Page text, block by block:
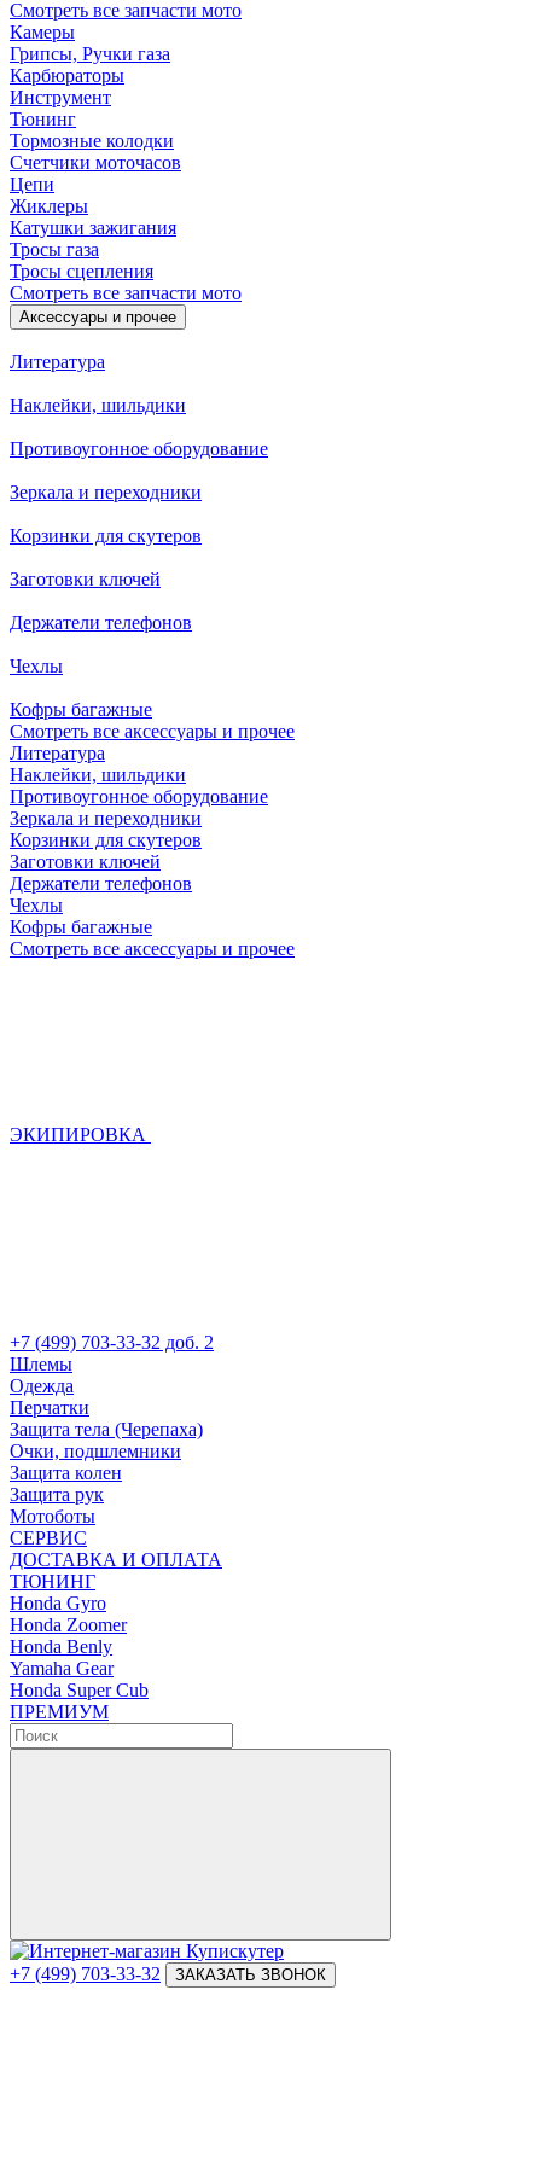
Смотреть все запчасти мото
Камеры
Грипсы, Ручки газа
Карбюраторы
Инструмент
Тюнинг
Тормозные колодки
Счетчики моточасов
Цепи
Жиклеры
Катушки зажигания
Тросы газа
Тросы сцепления
Смотреть все запчасти мото
Аксессуары и прочее
Литература
Наклейки, шильдики
Противоугонное оборудование
Зеркала и переходники
Корзинки для скутеров
Заготовки ключей
Держатели телефонов
Чехлы
Кофры багажные
Смотреть все аксессуары и прочее
Литература
Наклейки, шильдики
Противоугонное оборудование
Зеркала и переходники
Корзинки для скутеров
Заготовки ключей
Держатели телефонов
Чехлы
Кофры багажные
Смотреть все аксессуары и прочее
ЭКИПИРОВКА
+7 (499) 703-33-32 доб. 2
Шлемы
Одежда
Перчатки
Защита тела (Черепаха)
Очки, подшлемники
Защита колен
Защита рук
Мотоботы
СЕРВИС
ДОСТАВКА И ОПЛАТА
ТЮНИНГ
Honda Gyro
Honda Zoomer
Honda Benly
Yamaha Gear
Honda Super Cub
ПРЕМИУМ
+7 (499) 703-33-32 ЗАКАЗАТЬ ЗВОНОК